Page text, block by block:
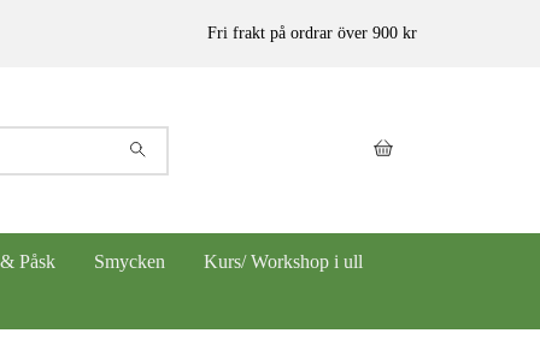
Fri frakt på ordrar över 900 kr
Påsk Smycken Kurs/ Workshop i ull